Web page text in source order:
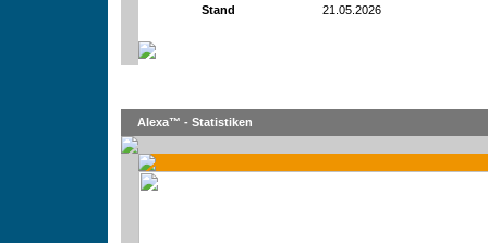
Stand 21.05.2026
Alexa™ - Statistiken